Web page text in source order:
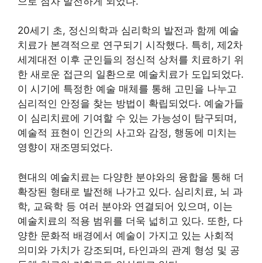
20세기 초, 정신의학과 심리학의 발전과 함께 예술
치료가 본격적으로 연구되기 시작했다. 특히, 제2차
세계대전 이후 군인들의 정신적 상처를 치료하기 위
한 새로운 접근의 일환으로 예술치료가 도입되었다.
이 시기에 특정한 예술 매체를 통해 고민을 나누고
심리적인 안정을 찾는 방법이 확립되었다. 예술가들
이 심리치료에 기여할 수 있는 가능성이 탐구되며,
예술적 표현이 인간의 사고와 감정, 행동에 미치는
영향이 재조명되었다.
현대의 예술치료는 다양한 분야와의 융합을 통해 더
확장된 형태로 발전해 나가고 있다. 심리치료, 뇌 과
학, 교육학 등 여러 분야와 연결되어 있으며, 이는
예술치료의 적용 범위를 더욱 넓히고 있다. 또한, 다
양한 문화적 배경에서 예술이 가지고 있는 사회적
의미와 가치가 강조되며, 타인과의 관계 형성 및 공